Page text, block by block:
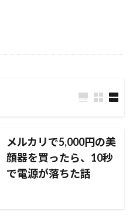
メルカリで5,000円の美
顔器を買ったら、10秒
で電源が落ちた話